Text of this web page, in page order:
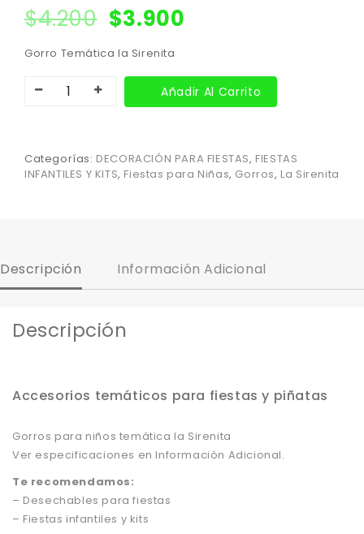
$4.200 $3.900
Gorro Temática la Sirenita
Añadir Al Carrito
Categorías: DECORACIÓN PARA FIESTAS, FIESTAS
INFANTILES Y KITS, Fiestas para Niñas, Gorros, La Sirenita
Descripción Información Adicional
Descripción
Accesorios temáticos para fiestas y piñatas
Gorros para niños temática la Sirenita
Ver especificaciones en Información Adicional.
Te recomendamos:
– Desechables para fiestas
– Fiestas infantiles y kits